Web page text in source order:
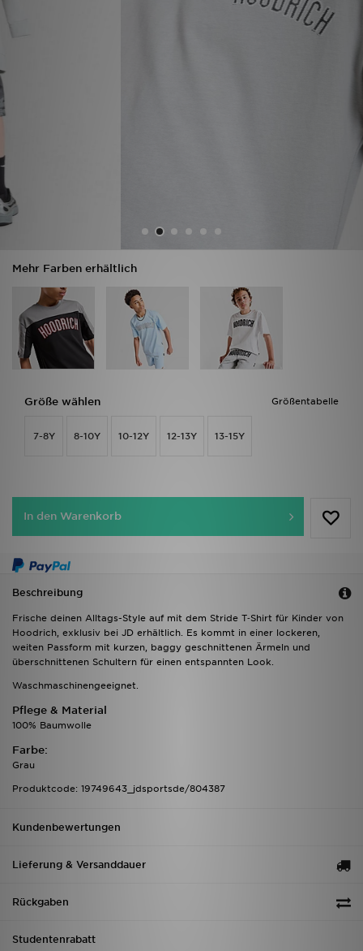
Mehr Farben erhältlich
Größentabelle
Größe wählen
7-8Y 8-10Y 10-12Y 12-13Y 13-15Y
In den Warenkorb
Beschreibung
Frische deinen Alltags-Style auf mit dem Stride T‑Shirt für Kinder von
Hoodrich, exklusiv bei JD erhältlich. Es kommt in einer lockeren,
weiten Passform mit kurzen, baggy geschnittenen Ärmeln und
überschnittenen Schultern für einen entspannten Look.
Waschmaschinengeeignet.
Pflege & Material
100% Baumwolle
Farbe:
Grau
Produktcode: 19749643_jdsportsde/804387
Kundenbewertungen
Lieferung & Versanddauer
Rückgaben
Studentenrabatt